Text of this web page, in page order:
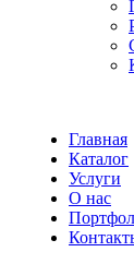
Главная
Каталог
Услуги
О нас